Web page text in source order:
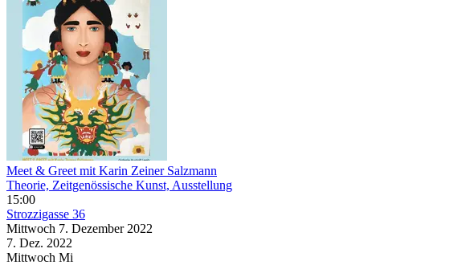
Meet & Greet mit Karin Zeiner Salzmann
Theorie, Zeitgenössische Kunst, Ausstellung
15:00
Strozzigasse 36
Mittwoch 7. Dezember 2022
7. Dez. 2022
Mittwoch Mi